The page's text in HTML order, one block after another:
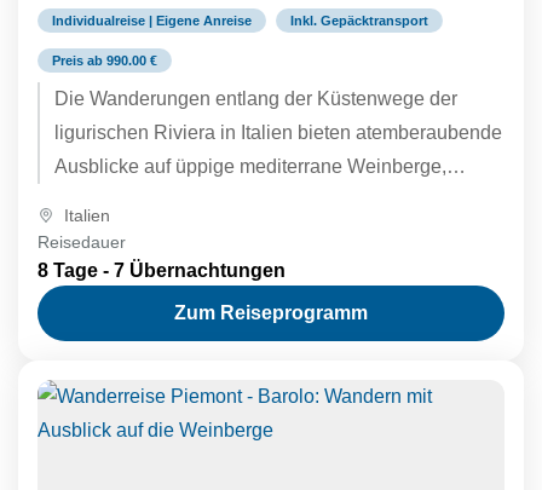
Individualreise | Eigene Anreise Inkl. Gepäcktransport
Preis ab 990.00 €
Die Wanderungen entlang der Küstenwege der
ligurischen Riviera in Italien bieten atemberaubende
Ausblicke auf üppige mediterrane Weinberge,
gibt es dichte...
Italien
Reisedauer
8 Tage - 7 Übernachtungen
Zum Reiseprogramm